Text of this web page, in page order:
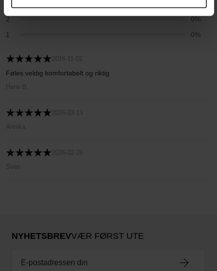
2
0%
1
0%
2016-11-02
Føles veldig komfortabelt og riktig
Hans B.
2026-03-13
Annika
2026-02-26
Sven
NYHETSBREVVÆR FØRST UTE